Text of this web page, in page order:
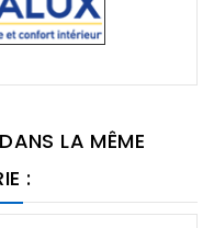
LA MÊME
: